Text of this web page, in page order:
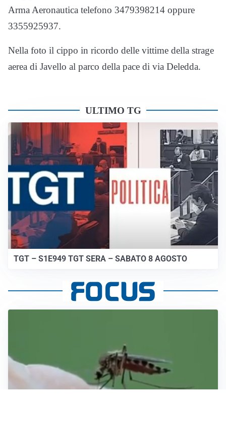
Arma Aeronautica telefono 3479398214 oppure
3355925937.
Nella foto il cippo in ricordo delle vittime della strage
aerea di Javello al parco della pace di via Deledda.
ULTIMO TG
TGT – S1E949 TGT SERA – SABATO 8 AGOSTO